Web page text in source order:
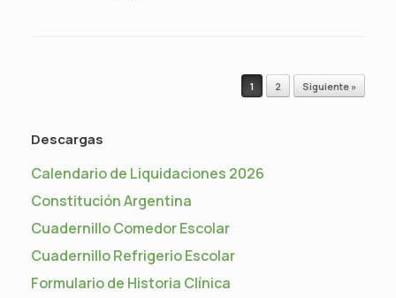
1 2 Siguiente »
Descargas
Calendario de Liquidaciones 2026
Constitución Argentina
Cuadernillo Comedor Escolar
Cuadernillo Refrigerio Escolar
Formulario de Historia Clínica